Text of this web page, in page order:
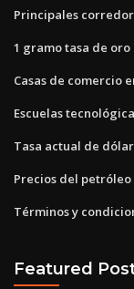
Principales
1 gramo tasa de
Casas de comercio
Escuelas
Tasa actual de
Precios del
Términos y
Featured